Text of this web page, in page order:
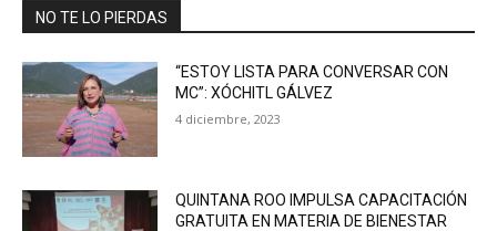
NO TE LO PIERDAS
“ESTOY LISTA PARA CONVERSAR CON
MC”: XÓCHITL GÁLVEZ
4 diciembre, 2023
QUINTANA ROO IMPULSA CAPACITACIÓN
GRATUITA EN MATERIA DE BIENESTAR